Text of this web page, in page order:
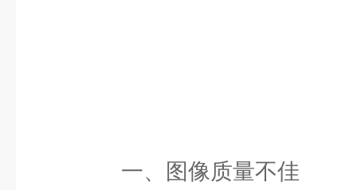
一、图像质量不佳